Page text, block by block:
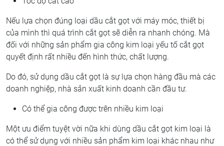
Nếu lựa chọn đúng loại dầu cắt gọt với máy móc, thiết bị
của mình thì quá trình cắt gọt sẽ diễn ra nhanh chóng. Mà
đối với những sản phẩm gia công kim loại yếu tố cắt gọt
quyết định rất nhiều đến hình thức, chất lượng.
Do đó, sử dụng dầu cắt gọt là sự lựa chọn hàng đầu mà các
doanh nghiệp, nhà sản xuất kinh doanh cần đầu tư.
Có thể gia công được trên nhiều kim loại
Một ưu điểm tuyệt vời nữa khi dùng dầu cắt gọt kim loại là
có thể sử dụng với nhiều sản phẩm kim loại khác nhau như